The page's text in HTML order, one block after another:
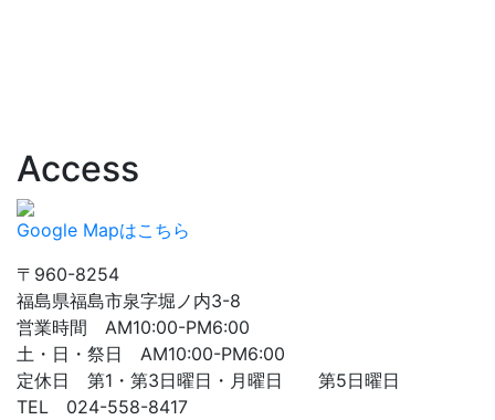
Access
Google Mapはこちら
〒960-8254
福島県福島市泉字堀ノ内3-8
営業時間 AM10:00-PM6:00
土・日・祭日 AM10:00-PM6:00
定休日 第1・第3日曜日・月曜日 第5日曜日
TEL 024-558-8417